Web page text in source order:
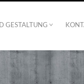
GESTALTUNG